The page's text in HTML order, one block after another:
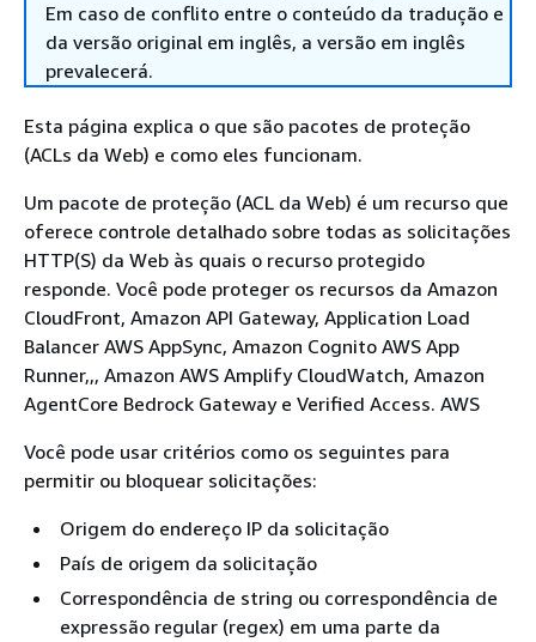
Em caso de conflito entre o conteúdo da tradução e
da versão original em inglês, a versão em inglês
prevalecerá.
Esta página explica o que são pacotes de proteção
(ACLs da Web) e como eles funcionam.
Um pacote de proteção (ACL da Web) é um recurso que
oferece controle detalhado sobre todas as solicitações
HTTP(S) da Web às quais o recurso protegido
responde. Você pode proteger os recursos da Amazon
CloudFront, Amazon API Gateway, Application Load
Balancer AWS AppSync, Amazon Cognito AWS App
Runner,,, Amazon AWS Amplify CloudWatch, Amazon
AgentCore Bedrock Gateway e Verified Access. AWS
Você pode usar critérios como os seguintes para
permitir ou bloquear solicitações:
Origem do endereço IP da solicitação
País de origem da solicitação
Correspondência de string ou correspondência de
expressão regular (regex) em uma parte da